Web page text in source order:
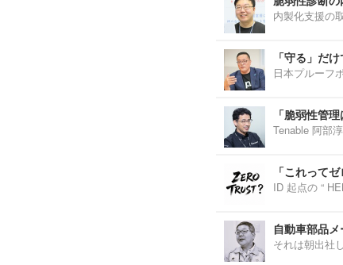
内製化支援の
「守る」だ
日本プルーフ
「脆弱性管
Tenable 阿部
「これって
ID 起点の “
自動車部品
それは朝出社